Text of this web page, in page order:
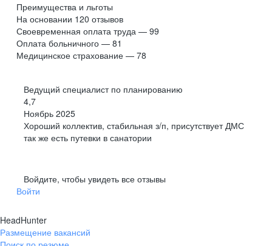
Преимущества и льготы
На основании 120 отзывов
Своевременная оплата труда — 99
Оплата больничного — 81
Медицинское страхование — 78
Ведущий специалист по планированию
4,7
Ноябрь 2025
Хороший коллектив, стабильная з/п, присутствует ДМС
так же есть путевки в санатории
Войдите, чтобы увидеть все отзывы
Войти
HeadHunter
Размещение вакансий